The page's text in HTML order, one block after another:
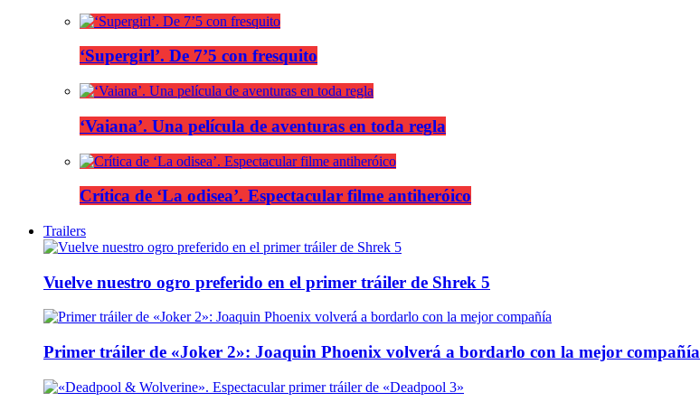
‘Supergirl’. De 7’5 con fresquito
‘Vaiana’. Una película de aventuras en toda regla
Crítica de ‘La odisea’. Espectacular filme antiheróico
Trailers
Vuelve nuestro ogro preferido en el primer tráiler de Shrek 5
Primer tráiler de «Joker 2»: Joaquin Phoenix volverá a bordarlo con la mejor compañía